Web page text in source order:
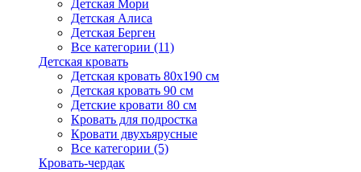
Детская Мори
Детская Алиса
Детская Берген
Все категории (11)
Детская кровать
Детская кровать 80х190 см
Детская кровать 90 см
Детские кровати 80 см
Кровать для подростка
Кровати двухъярусные
Все категории (5)
Кровать-чердак